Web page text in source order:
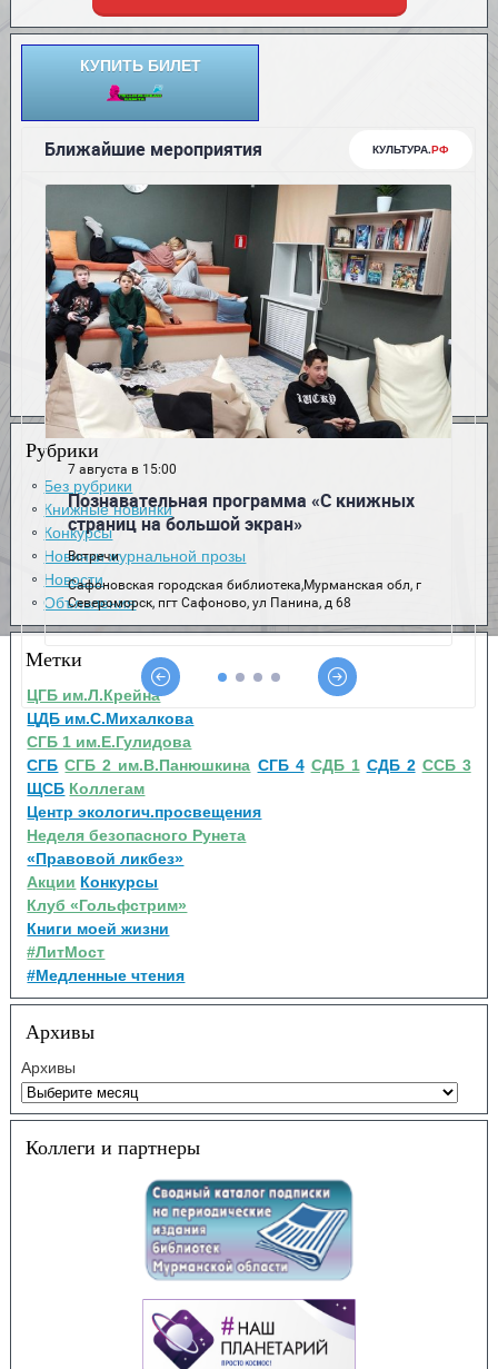
КУПИТЬ БИЛЕТ
Рубрики
Без рубрики
Книжные новинки
Конкурсы
Новинки журнальной прозы
Новости
Объявления
Метки
ЦГБ им.Л.Крейна
ЦДБ им.С.Михалкова
СГБ 1 им.Е.Гулидова
СГБ СГБ 2 им.В.Панюшкина СГБ 4 СДБ 1 СДБ 2 ССБ 3
ЩСБ Коллегам
Центр экологич.просвещения
Неделя безопасного Рунета
«Правовой ликбез»
Акции Конкурсы
Клуб «Гольфстрим»
Книги моей жизни
#ЛитМост
#Медленные чтения
Архивы
Архивы
Коллеги и партнеры